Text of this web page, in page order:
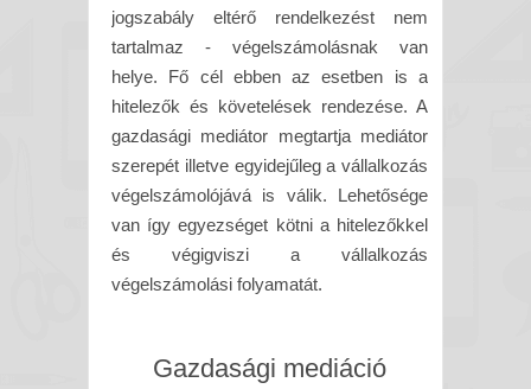
jogszabály eltérő rendelkezést nem
tartalmaz - végelszámolásnak van
helye. Fő cél ebben az esetben is a
hitelezők és követelések rendezése. A
gazdasági mediátor megtartja mediátor
szerepét illetve egyidejűleg a vállalkozás
végelszámolójává is válik. Lehetősége
van így egyezséget kötni a hitelezőkkel
és végigviszi a vállalkozás
végelszámolási folyamatát.
Gazdasági mediáció